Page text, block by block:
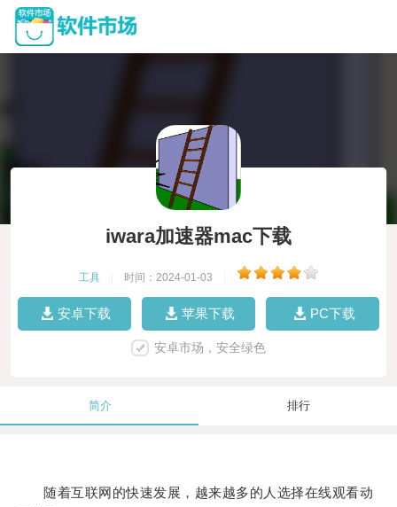
iwara加速器mac下载
工具 时间：2024-01-03
安卓下载 苹果下载 PC下载
安卓市场，安全绿色
简介 排行
随着互联网的快速发展，越来越多的人选择在线观看动